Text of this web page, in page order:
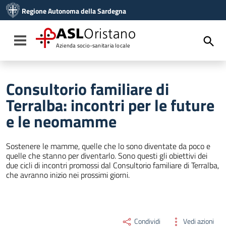
Vai al menu di navigazione
Vai al footer
Regione Autonoma della Sardegna
Toggle navigation
ASLOristano
Azienda socio-sanitaria locale
Consultorio familiare di
Terralba: incontri per le future
e le neomamme
Sostenere le mamme, quelle che lo sono diventate da poco e
quelle che stanno per diventarlo. Sono questi gli obiettivi dei
due cicli di incontri promossi dal Consultorio familiare di Terralba,
che avranno inizio nei prossimi giorni.
Condividi Vedi azioni